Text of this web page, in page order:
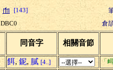
[143]
DBC0 倉
同音字 相關音節
餌, 鈮, 膩 [4..] 「